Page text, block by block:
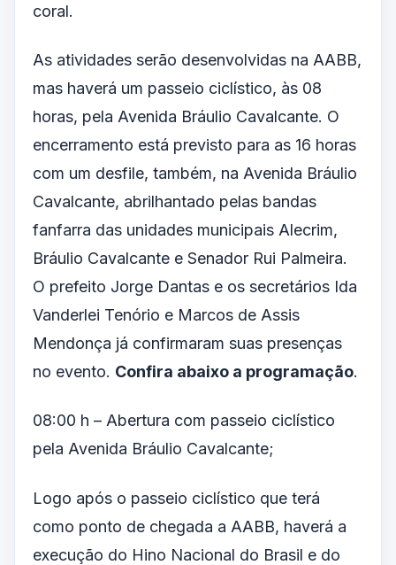
coral.
As atividades serão desenvolvidas na AABB,
mas haverá um passeio ciclístico, às 08
horas, pela Avenida Bráulio Cavalcante. O
encerramento está previsto para as 16 horas
com um desfile, também, na Avenida Bráulio
Cavalcante, abrilhantado pelas bandas
fanfarra das unidades municipais Alecrim,
Bráulio Cavalcante e Senador Rui Palmeira.
O prefeito Jorge Dantas e os secretários Ida
Vanderlei Tenório e Marcos de Assis
Mendonça já confirmaram suas presenças
no evento. Confira abaixo a programação.
08:00 h – Abertura com passeio ciclístico
pela Avenida Bráulio Cavalcante;
Logo após o passeio ciclístico que terá
como ponto de chegada a AABB, haverá a
execução do Hino Nacional do Brasil e do